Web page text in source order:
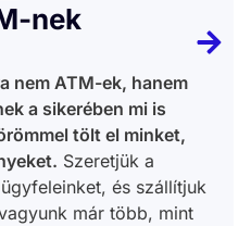
nek
nem ATM-ek, hanem
a sikerében mi is
tölt el minket,
Szeretjük a
és szállítjuk
már több, mint